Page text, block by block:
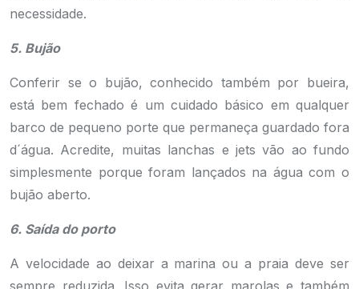
necessidade.
5. Bujão
Conferir se o bujão, conhecido também por bueira,
está bem fechado é um cuidado básico em qualquer
barco de pequeno porte que permaneça guardado fora
d´água. Acredite, muitas lanchas e jets vão ao fundo
simplesmente porque foram lançados na água com o
bujão aberto.
6. Saída do porto
A velocidade ao deixar a marina ou a praia deve ser
sempre reduzida. Isso evita gerar marolas e também